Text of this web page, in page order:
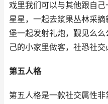
戏里我们可以与其他跟自
星星，一起去浆果丛林采
堡一起发射礼炮，觐见么
己的小家里做客，社恐社交
第五人格
第五人格是一款社交属性